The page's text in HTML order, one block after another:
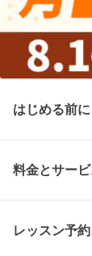
はじめる前に
料金とサー
レッスン予